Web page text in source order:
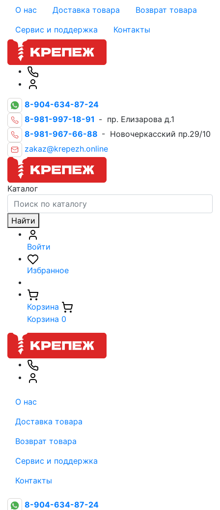
О нас Доставка товара
Возврат товара
Сервис и поддержка
Контакты
8-904-634-87-24
8-981-997-18-91 - пр. Елизарова д.1
8-981-967-66-88 - Новочеркасский пр.29/10
zakaz@krepezh.online
Каталог
Найти
Войти
Избранное
Корзина
Корзина 0
О нас
Доставка товара
Возврат товара
Сервис и поддержка
Контакты
8-904-634-87-24